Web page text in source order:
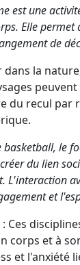
est une
Elle permet
de
dans la
peuvent
du recul par
basketball, le
du lien
L'interaction
et
: Ces
corps et à
et l'anxiété